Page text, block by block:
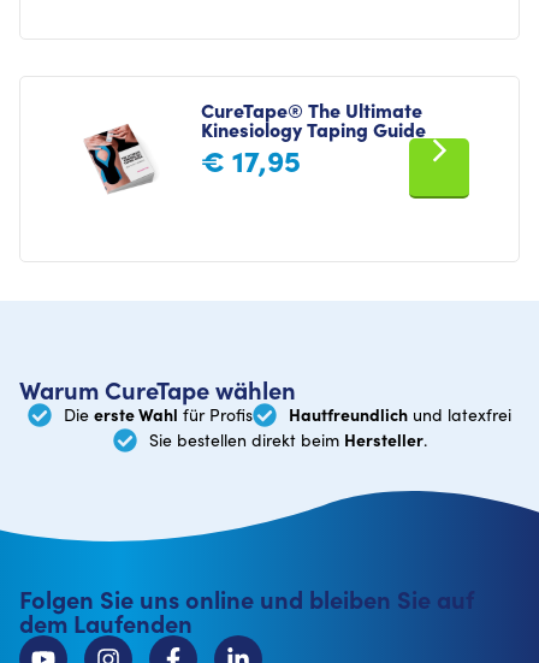
CureTape® The Ultimate
Kinesiology Taping Guide
€ 17,95
Warum CureTape wählen
Die erste Wahl für Profis Hautfreundlich und latexfrei
Sie bestellen direkt beim Hersteller.
Folgen Sie uns online und bleiben Sie auf
dem Laufenden